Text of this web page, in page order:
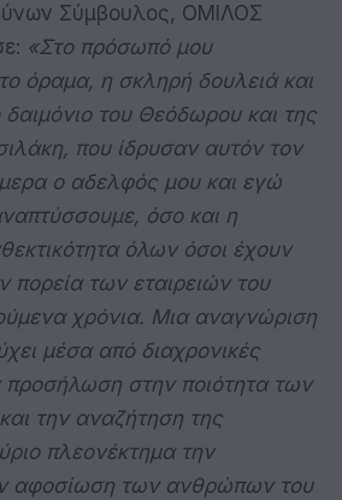
Σύμβουλος, ΟΜΙΛΟΣ
«Στο πρόσωπό μου
όραμα, η σκληρή δουλειά και
δαιμόνιο του Θεόδωρου και της
που ίδρυσαν αυτόν τον
ο αδελφός μου και εγώ
όσο και η
όλων όσοι έχουν
πορεία των εταιρειών του
χρόνια. Μια αναγνώριση
μέσα από διαχρονικές
προσήλωση στην ποιότητα των
την αναζήτηση της
πλεονέκτημα την
αφοσίωση των ανθρώπων του